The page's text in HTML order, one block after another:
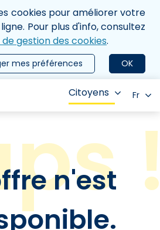
cookies pour améliorer votre
Pour plus d'info, consultez
gestion des cookies.
OK
mes préférences
Citoyens Fr
n'est